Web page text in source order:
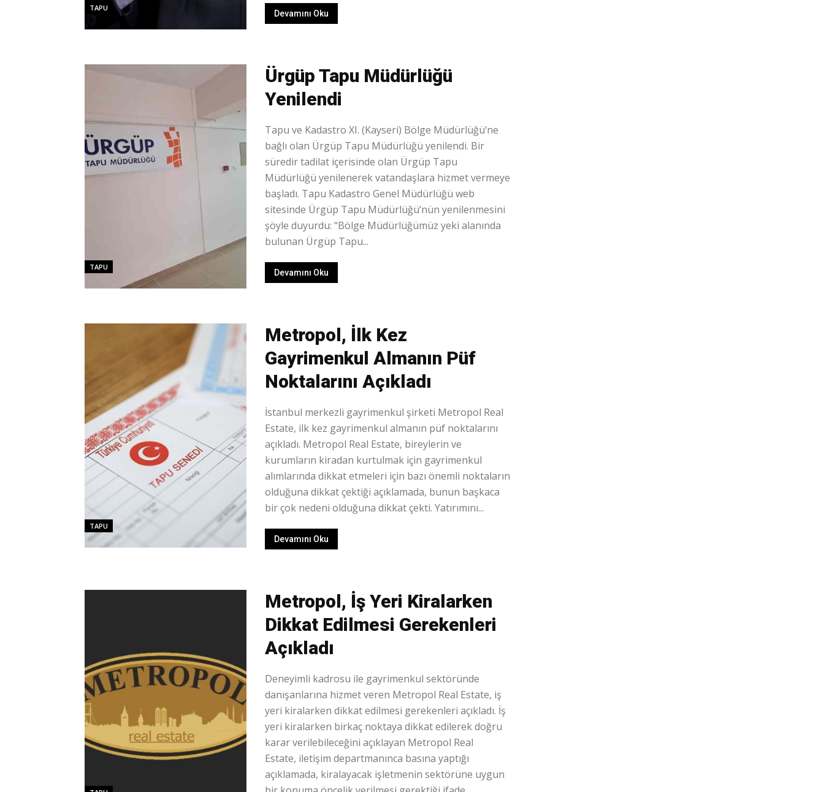
TAPU
Devamını Oku
TAPU
Ürgüp Tapu Müdürlüğü
Yenilendi
Tapu ve Kadastro XI. (Kayseri) Bölge Müdürlüğü‘ne
bağlı olan Ürgüp Tapu Müdürlüğü yenilendi. Bir
süredir tadilat içerisinde olan Ürgüp Tapu
Müdürlüğü yenilenerek vatandaşlara hizmet vermeye
başladı. Tapu Kadastro Genel Müdürlüğü web
sitesinde Ürgüp Tapu Müdürlüğü‘nün yenilenmesini
şöyle duyurdu: “Bölge Müdürlüğümüz yeki alanında
bulunan Ürgüp Tapu...
Devamını Oku
TAPU
Metropol, İlk Kez
Gayrimenkul Almanın Püf
Noktalarını Açıkladı
İstanbul merkezli gayrimenkul şirketi Metropol Real
Estate, ilk kez gayrimenkul almanın püf noktalarını
açıkladı. Metropol Real Estate, bireylerin ve
kurumların kiradan kurtulmak için gayrimenkul
alımlarında dikkat etmeleri için bazı önemli noktaların
olduğuna dikkat çektiği açıklamada, bunun başkaca
bir çok nedeni olduğuna dikkat çekti. Yatırımını...
Devamını Oku
Metropol, İş Yeri Kiralarken
Dikkat Edilmesi Gerekenleri
Açıkladı
Deneyimli kadrosu ile gayrimenkul sektöründe
danışanlarına hizmet veren Metropol Real Estate, iş
yeri kiralarken dikkat edilmesi gerekenleri açıkladı. İş
yeri kiralarken birkaç noktaya dikkat edilerek doğru
karar verilebileceğini açıklayan Metropol Real
Estate, iletişim departmanınca basına yaptığı
açıklamada, kiralayacak işletmenin sektörüne uygun